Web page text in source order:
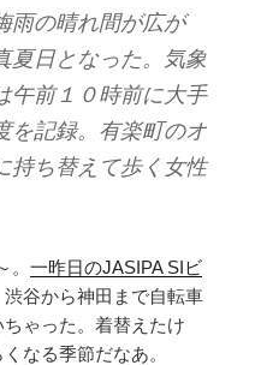
雨の晴れ間が広が
夏日となった。気象
午前１０時前に大手
を記録。有楽町のオ
持ち替えて歩く女性
一昨日のJASIPA SIビ
渋谷から神田まで自転車
ゃった。着替えたけ
なる季節だなあ。